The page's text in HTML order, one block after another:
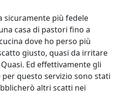
sicuramente più fedele
casa di pastori fino a
dove ho perso più
giusto, quasi da irritare
Ed effettivamente gli
questo servizio sono stati
altri scatti nei